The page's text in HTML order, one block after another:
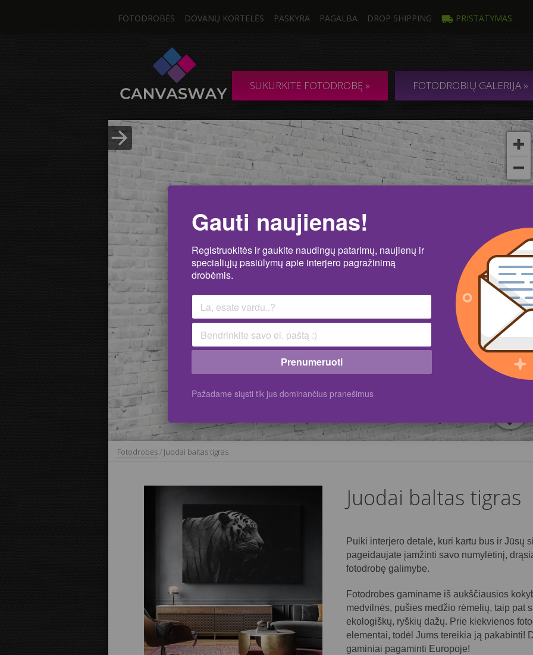
FOTODROBĖS DOVANŲ KORTELĖS PASKYRA PAGALBA DROP SHIPPING PRISTATYMAS
SUKURKITE FOTODROBĘ » FOTODROBIŲ GALERIJA »
DROBĖ / SUDĖTINĖ DROBĖ iš 1
Nuotraukos
KOLIAŽAS /
Fotodrobės/ Juodai baltas tigras
Juodai baltas tigras
Puiki interjero detalė, kuri kartu bus ir Jūsų
pageidaujate įamžinti savo numylėtinį,
fotodrobę galimybe.
Fotodrobes gaminame iš aukščiausios
medvilnės, pušies medžio rėmelių, taip pat
ekologiškų, ryškių dažų. Prie kiekvienos
elementai, todėl Jums tereikia ją pakabinti!
gaminiai pagaminti Europoje!
Gauti naujienas!
Registruokitės ir gaukite naudingų patarimų, naujienų ir
specialiųjų pasiūlymų apie interjero pagražinimą
drobėmis.
Prenumeruoti
Pažadame siųsti tik jus dominančius pranešimus